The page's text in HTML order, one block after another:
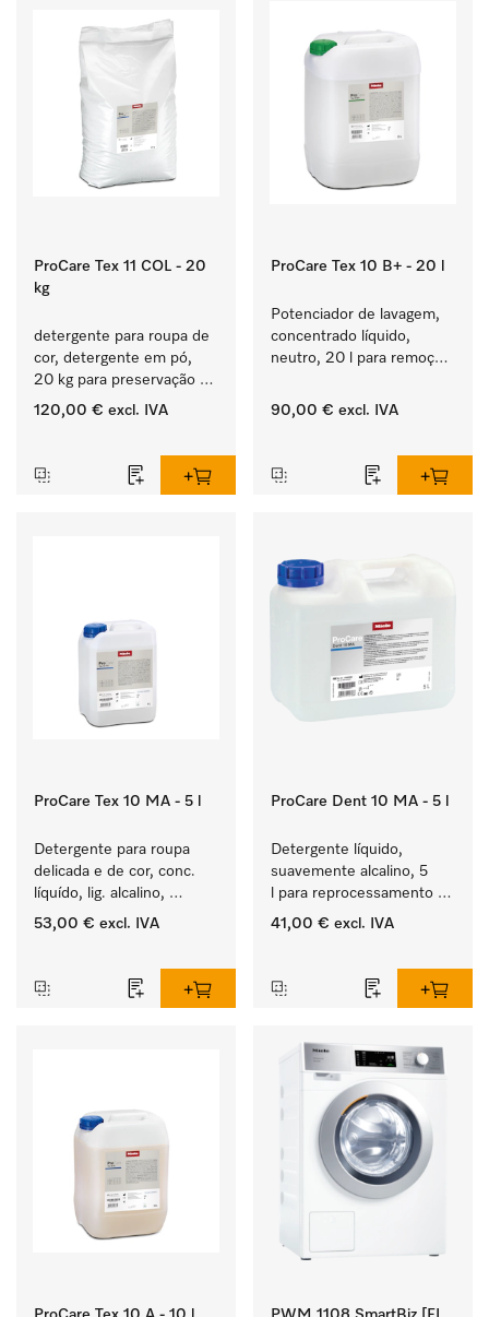
ProCare Tex 11 COL - 20
kg
detergente para roupa de
cor, detergente em pó,
20 kg para preservação
da cor e lavagem de
120,00 € excl. IVA
ProCare Tex 10 B+ - 20 l
Potenciador de lavagem,
concentrado líquido,
neutro, 20 l para remoção
gordura.
90,00 € excl. IVA
ProCare Tex 10 MA - 5 l
Detergente para roupa
delicada e de cor, conc.
líquído, lig. alcalino,
5 l para a lavagem de
53,00 € excl. IVA
ProCare Dent 10 MA - 5 l
Detergente líquido,
suavemente alcalino, 5
l para reprocessamento
mecânico de
41,00 € excl. IVA